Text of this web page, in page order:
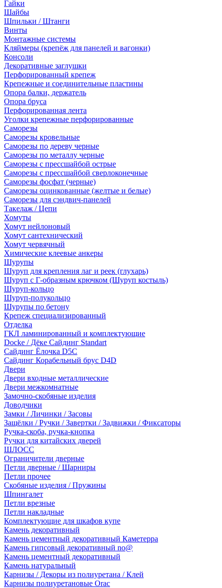
Гайки
Шайбы
Шпильки / Штанги
Винты
Монтажные системы
Кляймеры (крепёж для панелей и вагонки)
Консоли
Декоративные заглушки
Перфорированный крепеж
Крепежные и соединительные пластины
Опора балки, держатель
Опора бруса
Перфорированная лента
Уголки крепежные перфорированные
Саморезы
Саморезы кровельные
Саморезы по дереву черные
Саморезы по металлу черные
Саморезы с прессшайбой острые
Саморезы с прессшайбой сверлоконечные
Саморезы фосфат (черные)
Саморезы оцинкованные (желтые и белые)
Саморезы для сэндвич-панелей
Такелаж / Цепи
Хомуты
Хомут нейлоновый
Хомут сантехнический
Хомут червячный
Химические клеевые анкеры
Шурупы
Шуруп для крепления лаг и реек (глухарь)
Шуруп с Г-образным крючком (Шуруп костыль)
Шуруп-кольцо
Шуруп-полукольцо
Шурупы по бетону
Крепеж специализированный
Отделка
ГКЛ ламинированный и комплектующие
Docke / Дёке Сайдинг Standart
Сайдинг Ёлочка D5C
Сайдинг Корабельный брус D4D
Двери
Двери входные металлические
Двери межкомнатные
Замочно-скобяные изделия
Доводчики
Замки / Личинки / Засовы
Защёлки / Ручки / Завертки / Задвижки / Фиксаторы
Ручка-скоба, ручка-кнопка
Ручки для китайских дверей
ШЛОСС
Ограничители дверные
Петли дверные / Шарниры
Петли прочее
Скобяные изделия / Пружины
Шпингалет
Петли врезные
Петли накладные
Комплектующие для шкафов купе
Камень декоративный
Камень цементный декоративный Каметерра
Камень гипсовый декоративный no@
Камень цементный декоративный
Камень натуральный
Карнизы / Декоры из полиуретана / Клей
Карнизы полиуретановые Orac